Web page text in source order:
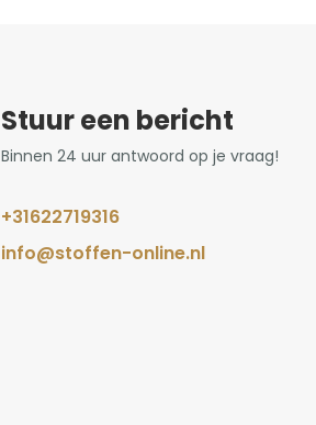
Stuur een bericht
Binnen 24 uur antwoord op je vraag!
+31622719316
info@stoffen-online.nl